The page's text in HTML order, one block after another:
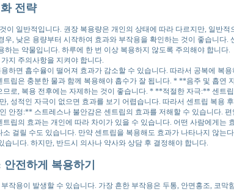
전략
이 일반적입니다. 권장 복용량은 개인의 상태에 따라 다르지만, 일반적
우, 낮은 용량부터 시작하여 효과와 부작용을 확인하는 것이 좋습니다.
하는 약물입니다. 하루에 한 번 이상 복용하지 않도록 주의해야 합니다.
지 주의사항을 지켜야 합니다.
하면 흡수율이 떨어져 효과가 감소할 수 있습니다. 따라서 공복에 복용
립은 충분한 물과 함께 복용해야 흡수가 잘 됩니다. * **음주 및 흡연
므로, 복용 전후에는 자제하는 것이 좋습니다. * **적절한 자극:** 센트
, 성적인 자극이 없으면 효과를 보기 어렵습니다. 따라서 센트립 복용
안정:** 스트레스나 불안감은 센트립의 효과를 저해할 수 있습니다. 편
립의 효과는 개인에 따라 차이가 있을 수 있습니다. 어떤 사람에게는
걸릴 수도 있습니다. 만약 센트립을 복용해도 효과가 나타나지 않는
니다. 하지만, 반드시 의사나 약사와 상담 후 결정해야 합니다.
전하게 복용하기
작용이 발생할 수 있습니다. 가장 흔한 부작용은 두통, 안면홍조, 코막